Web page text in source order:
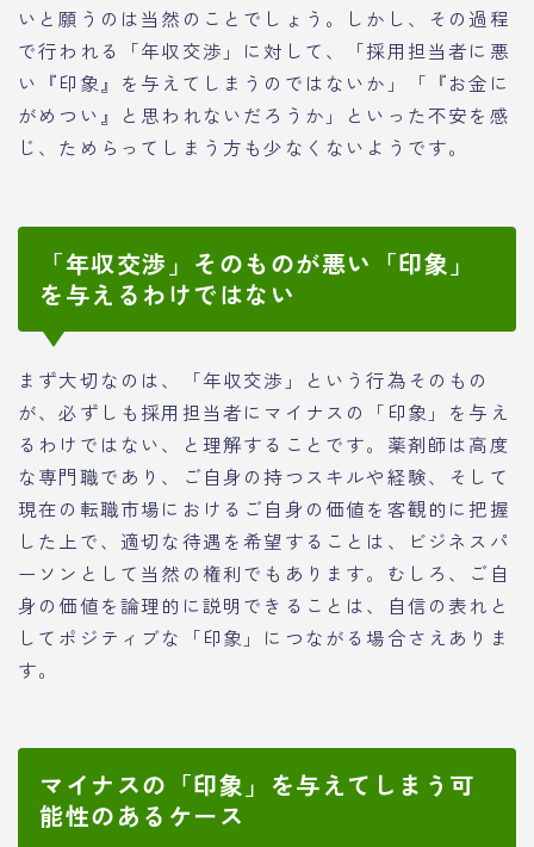
いと願うのは当然のことでしょう。しかし、その過程
で行われる「年収交渉」に対して、「採用担当者に悪
い『印象』を与えてしまうのではないか」「『お金に
がめつい』と思われないだろうか」といった不安を感
じ、ためらってしまう方も少なくないようです。
「年収交渉」そのものが悪い「印象」
を与えるわけではない
まず大切なのは、「年収交渉」という行為そのもの
が、必ずしも採用担当者にマイナスの「印象」を与え
るわけではない、と理解することです。薬剤師は高度
な専門職であり、ご自身の持つスキルや経験、そして
現在の転職市場におけるご自身の価値を客観的に把握
した上で、適切な待遇を希望することは、ビジネスパ
ーソンとして当然の権利でもあります。むしろ、ご自
身の価値を論理的に説明できることは、自信の表れと
してポジティブな「印象」につながる場合さえありま
す。
マイナスの「印象」を与えてしまう可
能性のあるケース